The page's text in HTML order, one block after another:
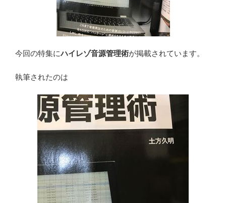
今回の特集にハイレゾ音源管理術が掲載されています。
執筆されたのは